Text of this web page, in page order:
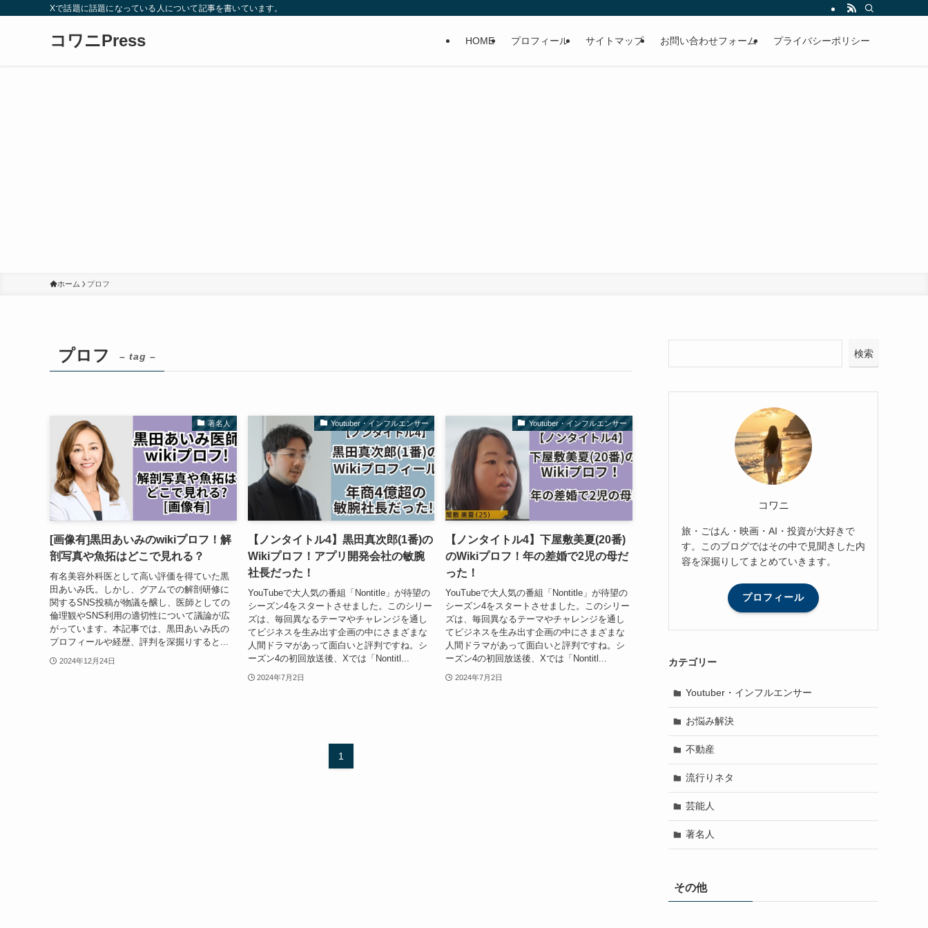
Xで話題に話題になっている人について記事を書いています。
コワニPress HOME プロフィール サイトマップ お問い合わせフォーム プライバシーポリシー
ホーム プロフ
プロフ – tag –
著名人
[画像有]黒田あいみのwikiプロフ！解
剖写真や魚拓はどこで見れる？
有名美容外科医として高い評価を得ていた黒
田あいみ氏。しかし、グアムでの解剖研修に
関するSNS投稿が物議を醸し、医師としての
倫理観やSNS利用の適切性について議論が広
がっています。本記事では、黒田あいみ氏の
プロフィールや経歴、評判を深掘りすると...
2024年12月24日
Youtuber・インフルエンサー
【ノンタイトル4】黒田真次郎(1番)の
Wikiプロフ！アプリ開発会社の敏腕
社長だった！
YouTubeで大人気の番組「Nontitle」が待望の
シーズン4をスタートさせました。このシリー
ズは、毎回異なるテーマやチャレンジを通し
てビジネスを生み出す企画の中にさまざまな
人間ドラマがあって面白いと評判ですね。シ
ーズン4の初回放送後、Xでは「Nontitl...
2024年7月2日
Youtuber・インフルエンサー
【ノンタイトル4】下屋敷美夏(20番)
のWikiプロフ！年の差婚で2児の母だ
った！
YouTubeで大人気の番組「Nontitle」が待望の
シーズン4をスタートさせました。このシリー
ズは、毎回異なるテーマやチャレンジを通し
てビジネスを生み出す企画の中にさまざまな
人間ドラマがあって面白いと評判ですね。シ
ーズン4の初回放送後、Xでは「Nontitl...
2024年7月2日
1
検索
コワニ
旅・ごはん・映画・AI・投資が大好きで
す。このブログではその中で見聞きした内
容を深掘りしてまとめていきます。
プロフィール
カテゴリー
Youtuber・インフルエンサー
お悩み解決
不動産
流行りネタ
芸能人
著名人
その他